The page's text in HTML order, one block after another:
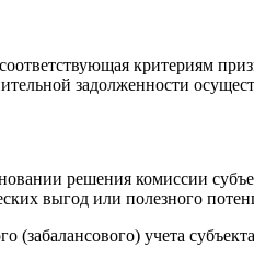
критериям
задолженности
решения комиссии
выгод или полезного
учета